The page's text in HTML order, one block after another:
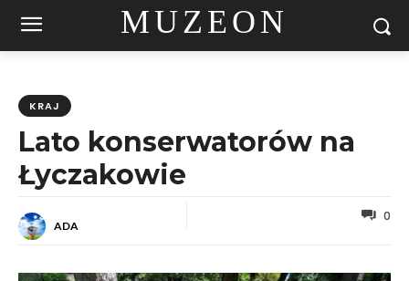
MUZEON
KRAJ
Lato konserwatorów na
Łyczakowie
ADA
0